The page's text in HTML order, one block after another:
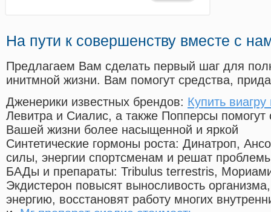
На пути к совершенству вместе с
Предлагаем Вам сделать первый шаг для
инитмной жизни. Вам помогут средства,
Дженерики известных брендов: Купить
Левитра и Сиалис, а также Попперсы помогут
Вашей жизни более насыщенной и яркой
Синтетические гормоны роста: Динатроп,
силы, энергии спортсменам и решат
БАДы и препараты: Tribulus terrestris,
Экдистерон повысят выносливость
энергию, восстановят работу многих